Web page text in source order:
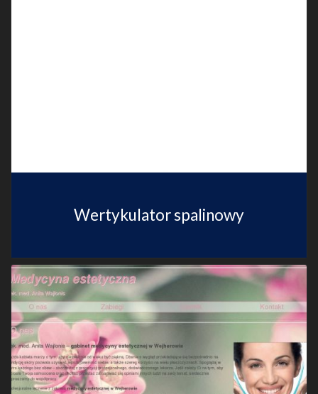
Wertykulator spalinowy